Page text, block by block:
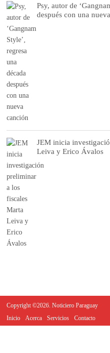
Psy, autor de
después con una
JEM inicia
Leiva y Erico Ávalos
Copyright ©2026. Noticiero Paraguay
Inicio
Acerca Servicios Contacto